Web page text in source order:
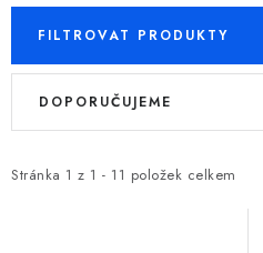
FILTROVAT PRODUKTY
V
i
Stránka 1 z 1 - 11 položek celkem
Ř
e
DOPORUČUJEME